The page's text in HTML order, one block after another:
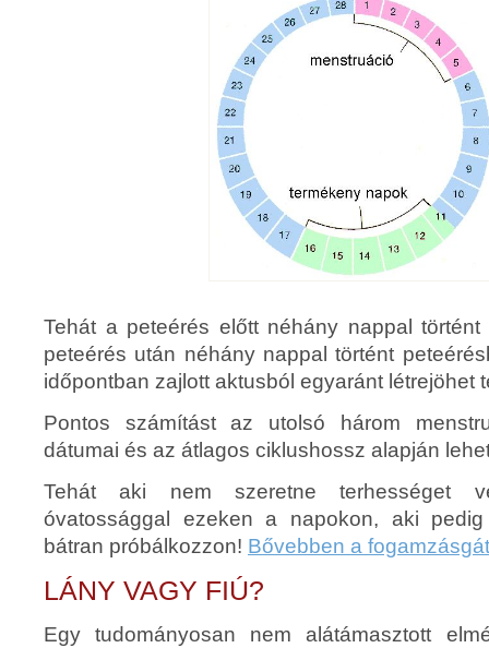
Tehát a peteérés előtt néhány nappal
peteérés után néhány nappal történt
időpontban zajlott aktusból egyaránt létrejöhet
Pontos számítást az utolsó három
dátumai és az átlagos ciklushossz alapján
Tehát aki nem szeretne terhességet
óvatossággal ezeken a napokon, aki
bátran próbálkozzon! Bővebben a
LÁNY VAGY FIÚ?
Egy tudományosan nem alátámasztott